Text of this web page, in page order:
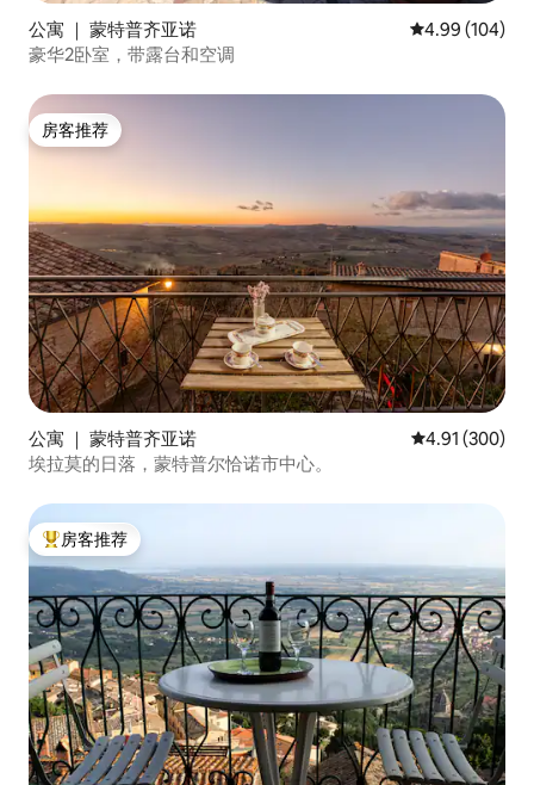
公寓 ｜ 蒙特普齐亚诺 平均评分 4.99
4.99 (104)
豪华2卧室，带露台和空调
房客推荐
房客推荐
公寓 ｜ 蒙特普齐亚诺 平均评分 4.91
4.91 (300)
埃拉莫的日落，蒙特普尔恰诺市中心。
热门「房客推荐」
房客推荐